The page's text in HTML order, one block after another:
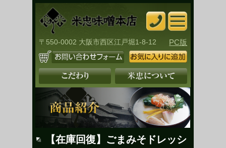
〒550-0002 大阪市西区江戸堀1-8-12 PC版
【在庫回復】ごまみそドレッシ